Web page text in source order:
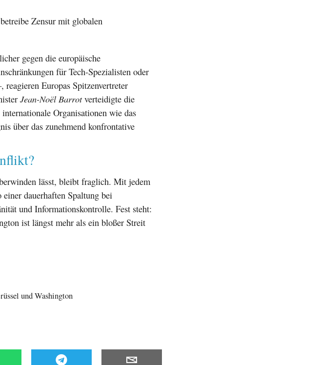
Zensur mit globalen
gegen die europäische
für Tech-Spezialisten oder
reagieren Europas Spitzenvertreter
Jean-Noël Barrotverteidigte die
Organisationen wie das
über das zunehmend konfrontative
lässt, bleibt fraglich. Mit jedem
dauerhaften Spaltung bei
und Informationskontrolle. Fest steht:
ist längst mehr als ein bloßer Streit
und Washington